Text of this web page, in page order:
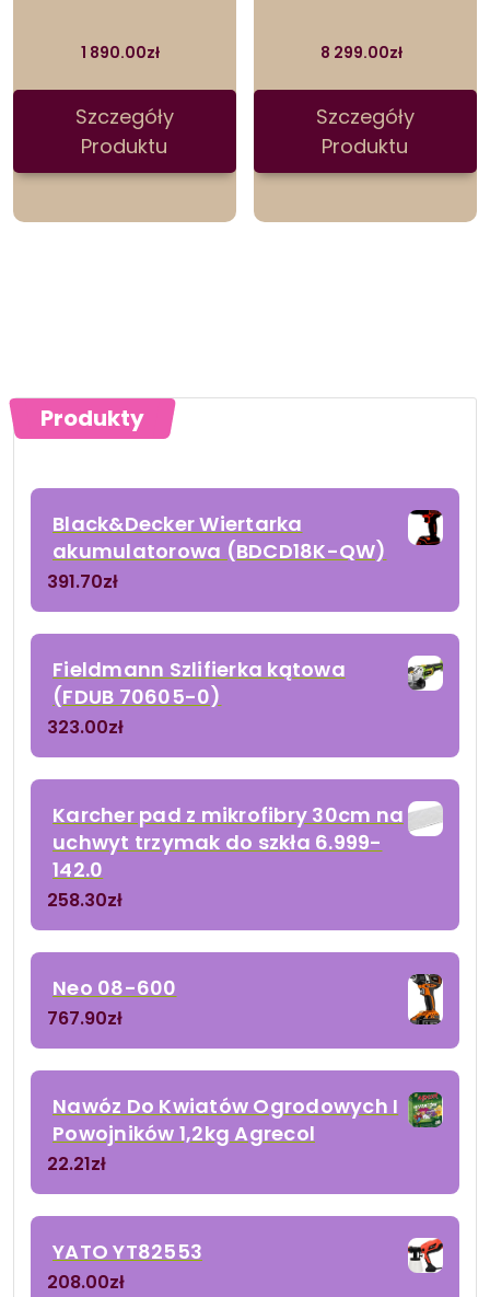
1 890.00zł
Szczegóły
Produktu
8 299.00zł
Szczegóły
Produktu
Produkty
Black&Decker Wiertarka
akumulatorowa (BDCD18K-QW)
391.70zł
Fieldmann Szlifierka kątowa
(FDUB 70605-0)
323.00zł
Karcher pad z mikrofibry 30cm na
uchwyt trzymak do szkła 6.999-
142.0
258.30zł
Neo 08-600
767.90zł
Nawóz Do Kwiatów Ogrodowych I
Powojników 1,2kg Agrecol
22.21zł
YATO YT82553
208.00zł